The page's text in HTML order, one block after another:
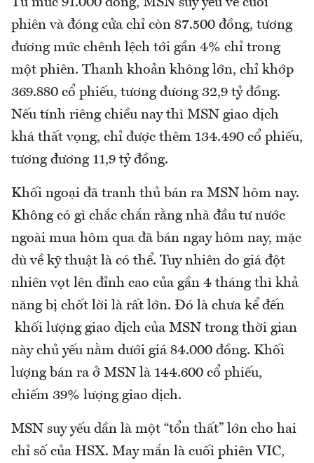
phiên và đóng cửa chỉ còn 87.500 đồng, tương
đương mức chênh lệch tới gần 4% chỉ trong
một phiên. Thanh khoản không lớn, chỉ khớp
369.880 cổ phiếu, tương đương 32,9 tỷ đồng.
Nếu tính riêng chiều nay thì MSN giao dịch
khá thất vọng, chỉ được thêm 134.490 cổ phiếu,
tương đương 11,9 tỷ đồng.
Khối ngoại đã tranh thủ bán ra MSN hôm nay.
Không có gì chắc chắn rằng nhà đầu tư nước
ngoài mua hôm qua đã bán ngay hôm nay, mặc
dù về kỹ thuật là có thể. Tuy nhiên do giá đột
nhiên vọt lên đỉnh cao của gần 4 tháng thì khả
năng bị chốt lời là rất lớn. Đó là chưa kể đến
khối lượng giao dịch của MSN trong thời gian
này chủ yếu nằm dưới giá 84.000 đồng. Khối
lượng bán ra ở MSN là 144.600 cổ phiếu,
chiếm 39% lượng giao dịch.
MSN suy yếu dần là một “tổn thất” lớn cho hai
chỉ số của HSX. May mắn là cuối phiên VIC,